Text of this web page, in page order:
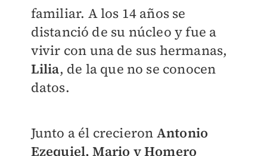
familiar. A los 14 años se
distanció de su núcleo y fue a
vivir con una de sus hermanas,
Lilia, de la que no se conocen
datos.
Junto a él crecieron Antonio
Ezequiel, Mario y Homero